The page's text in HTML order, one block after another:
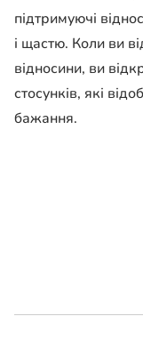
підтримуючі
і щастю. Коли ви
відносини, ви
стосунків, які
бажання.